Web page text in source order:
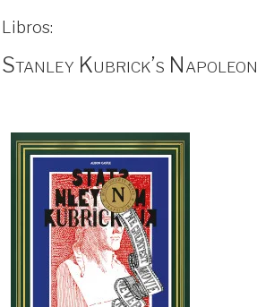
Libros:
Stanley Kubrick’s Napoleon